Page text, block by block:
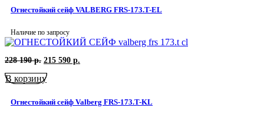
390
р..
р..
Огнестойкий сейф VALBERG FRS-173.T-EL
Наличие по запросу
228 190р. Первоначальная
составляла
190
р..
215 590 р.
р..
В корзину
Огнестойкий сейф Valberg FRS-173.T-KL